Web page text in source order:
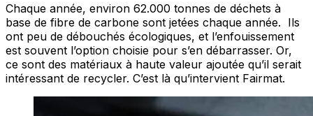
Chaque année, environ 62.000 tonnes de déchets à
base de fibre de carbone sont jetées chaque année. Ils
ont peu de débouchés écologiques, et l’enfouissement
est souvent l’option choisie pour s’en débarrasser. Or,
ce sont des matériaux à haute valeur ajoutée qu’il serait
intéressant de recycler. C’est là qu’intervient Fairmat.